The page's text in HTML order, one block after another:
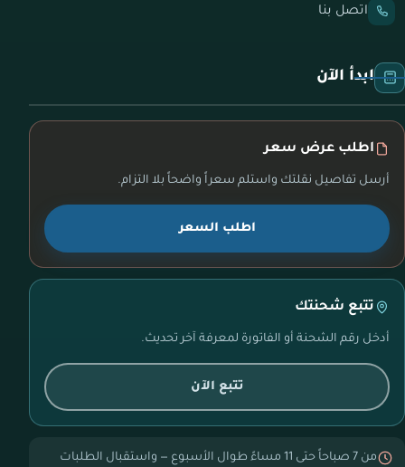
اتصل بنا
ابدأ الآن
اطلب عرض سعر
أرسل تفاصيل نقلتك واستلم سعراً واضحاً بلا التزام.
اطلب السعر
تتبع شحنتك
أدخل رقم الشحنة أو الفاتورة لمعرفة آخر تحديث.
تتبع الآن
من 7 صباحاً حتى 11 مساءً طوال الأسبوع — واستقبال الطلبات